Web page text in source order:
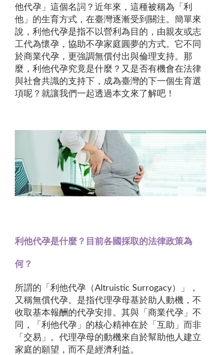
他代孕」這個名詞？近年來，這種被稱為「利
他」的生育方式，在臺灣逐漸受到關注。簡單來
說，利他代孕是指不以營利為目的，由親友或志
工代為懷孕，協助不孕家庭圓夢的方式。它不同
於商業代孕，更強調無償付出與倫理支持。那
麼，利他代孕究竟是什麼？又是否有機會在法律
與社會共識的支持下，成為臺灣的下一個生育選
項呢？就讓我們一起透過本文來了解吧！
利他代孕是什麼？目前各國採取的法律政策為
何？
所謂的「利他代孕（Altruistic Surrogacy）」，
又稱無償代孕。是指代理孕母基於助人動機，不
收取基本報酬的代孕安排。其與「商業代孕」不
同，「利他代孕」的核心精神在於「互助」而非
「交易」。代理孕母的動機來自於幫助他人建立
家庭的願望，而不是經濟利益。